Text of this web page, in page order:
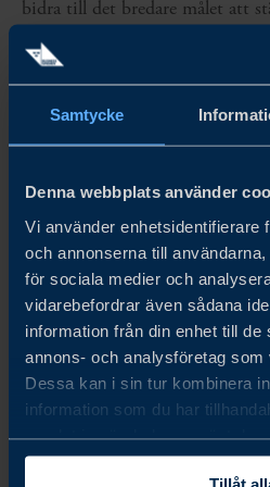
Samtycke
Denna webbplats använder
Vi använder enhetsidentifierare
och annonserna till
för sociala medier och
vidarebefordrar även sådana
information från din enhet till de
annons- och analysföretag som
Dessa kan i sin tur kombinera
information som du har
samlat in när du har använt
bidra till det bredare målet att
handeln, investeringarna och
Sverige och Irland.
Slutligen vill vi uttrycka vår
deltagare i 2024 års
on
linkedin
on